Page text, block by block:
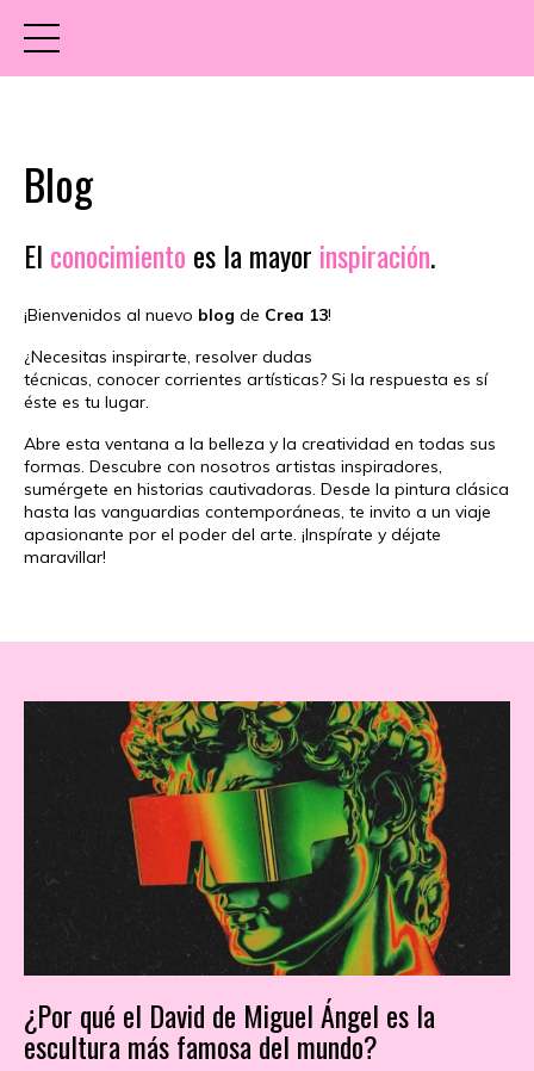
Blog
El conocimiento es la mayor inspiración.
¡Bienvenidos al nuevo blog de Crea 13!
¿Necesitas inspirarte, resolver dudas
técnicas, conocer corrientes artísticas? Si la respuesta es sí
éste es tu lugar.
Abre esta ventana a la belleza y la creatividad en todas sus
formas. Descubre con nosotros artistas inspiradores,
sumérgete en historias cautivadoras. Desde la pintura clásica
hasta las vanguardias contemporáneas, te invito a un viaje
apasionante por el poder del arte. ¡Inspírate y déjate
maravillar!
¿Por qué el David de Miguel Ángel es la
escultura más famosa del mundo?